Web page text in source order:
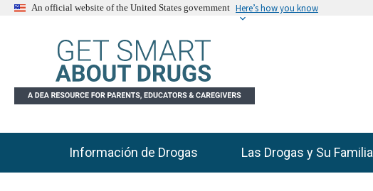
An official website of the United States government Here’s how you know
Main Menu
Información de Drogas Las Drogas y Su Familia